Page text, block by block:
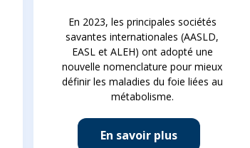
En 2023, les principales sociétés
savantes internationales (AASLD,
EASL et ALEH) ont adopté une
nouvelle nomenclature pour mieux
définir les maladies du foie liées au
métabolisme.
En savoir plus